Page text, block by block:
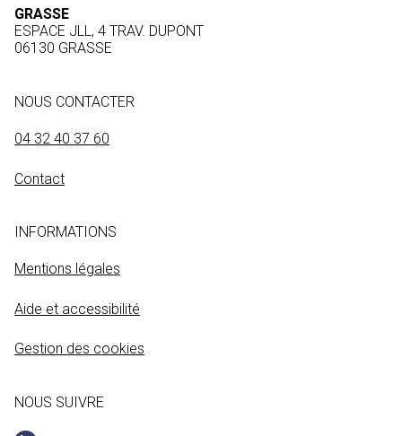
GRASSE
ESPACE JLL, 4 TRAV. DUPONT
06130 GRASSE
NOUS CONTACTER
04 32 40 37 60
Contact
INFORMATIONS
Mentions légales
Aide et accessibilité
Gestion des cookies
NOUS SUIVRE